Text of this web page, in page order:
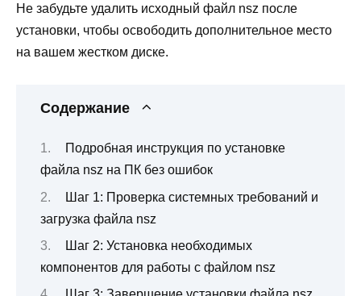
Не забудьте удалить исходный файл nsz после
установки, чтобы освободить дополнительное место
на вашем жестком диске.
Содержание
Подробная инструкция по установке
файла nsz на ПК без ошибок
Шаг 1: Проверка системных требований и
загрузка файла nsz
Шаг 2: Установка необходимых
компонентов для работы с файлом nsz